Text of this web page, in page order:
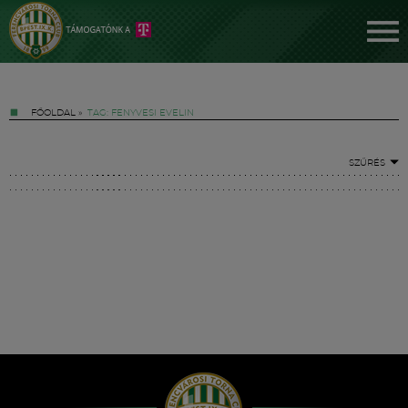
FŐOLDAL » TAG: FENYVESI EVELIN
SZŰRÉS
Hírek